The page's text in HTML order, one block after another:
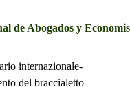
de Abogados y
internazionale-
del braccialetto